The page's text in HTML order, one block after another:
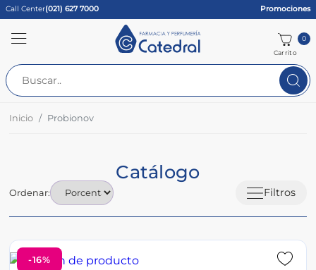
Call Center(021) 627 7000 Promociones
Carrito
0
Inicio Probionov
Catálogo
Filtros
Ordenar:
-16%